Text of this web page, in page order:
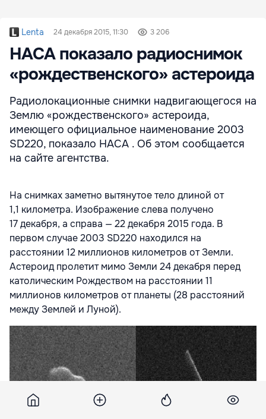
Lenta 24 декабря 2015, 11:30 3 206
НАСА показало радиоснимок
«рождественского» астероида
Радиолокационные снимки надвигающегося на
Землю «рождественского» астероида,
имеющего официальное наименование 2003
SD220, показало НАСА . Об этом сообщается
на сайте агентства.
На снимках заметно вытянутое тело длиной от
1,1 километра. Изображение слева получено
17 декабря, а справа — 22 декабря 2015 года. В
первом случае 2003 SD220 находился на
расстоянии 12 миллионов километров от Земли.
Астероид пролетит мимо Земли 24 декабря перед
католическим Рождеством на расстоянии 11
миллионов километров от планеты (28 расстояний
между Землей и Луной).